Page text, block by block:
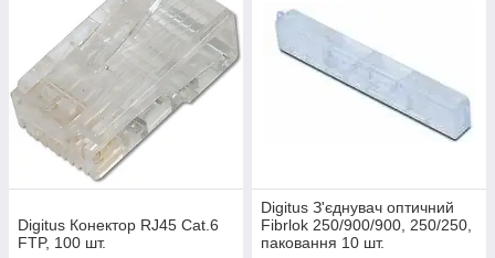
Digitus Конектор RJ45 Cat.6
FTP, 100 шт.
Digitus З'єднувач оптичний
Fibrlok 250/900/900, 250/250,
паковання 10 шт.